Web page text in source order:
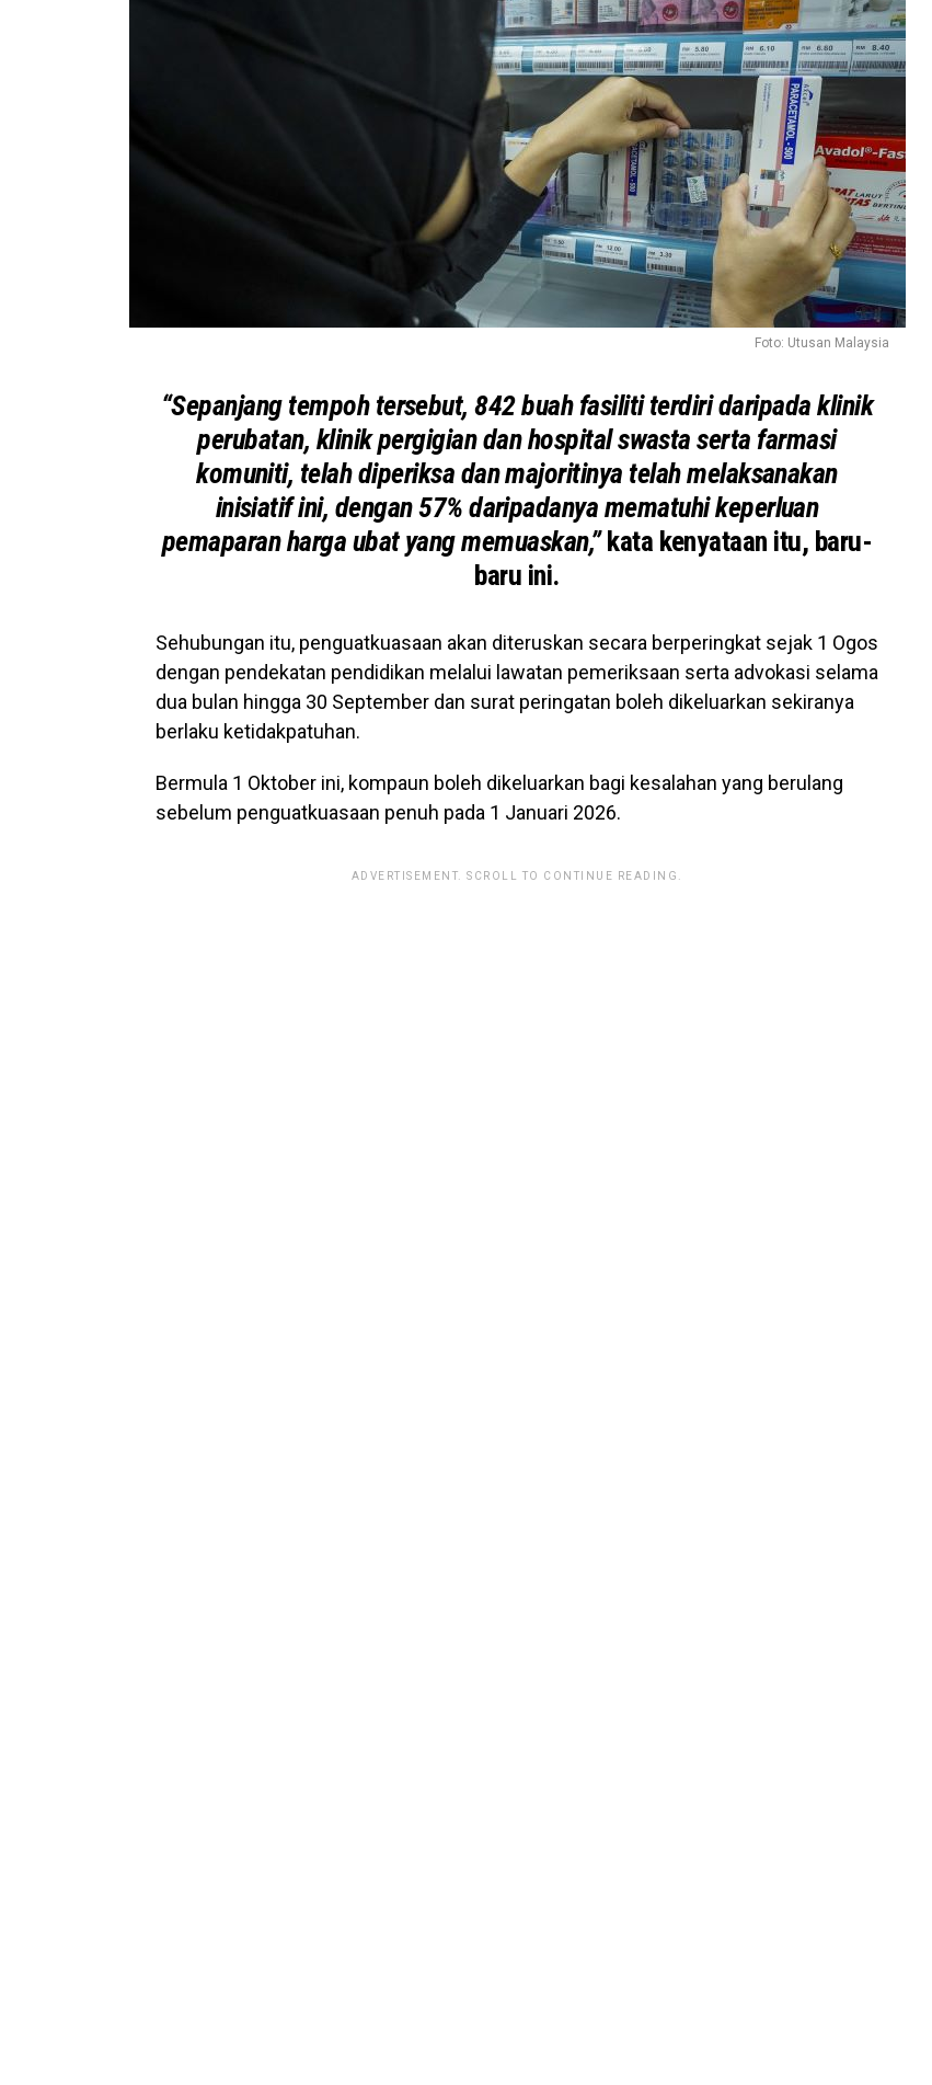
Foto: Utusan Malaysia
“Sepanjang tempoh tersebut, 842 buah fasiliti terdiri daripada klinik
perubatan, klinik pergigian dan hospital swasta serta farmasi
komuniti, telah diperiksa dan majoritinya telah melaksanakan
inisiatif ini, dengan 57% daripadanya mematuhi keperluan
pemaparan harga ubat yang memuaskan,”kata kenyataan itu, baru-
baru ini.
Sehubungan itu, penguatkuasaan akan diteruskan secara berperingkat sejak 1 Ogos
dengan pendekatan pendidikan melalui lawatan pemeriksaan serta advokasi selama
dua bulan hingga 30 September dan surat peringatan boleh dikeluarkan sekiranya
berlaku ketidakpatuhan.
Bermula 1 Oktober ini, kompaun boleh dikeluarkan bagi kesalahan yang berulang
sebelum penguatkuasaan penuh pada 1 Januari 2026.
ADVERTISEMENT. SCROLL TO CONTINUE READING.